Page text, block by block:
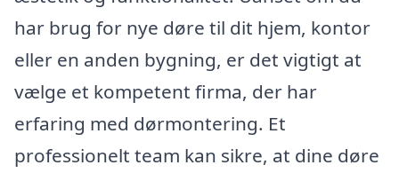
har brug for nye døre til dit hjem, kontor
eller en anden bygning, er det vigtigt at
vælge et kompetent firma, der har
erfaring med dørmontering. Et
professionelt team kan sikre, at dine døre